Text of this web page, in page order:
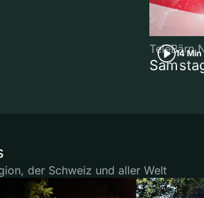
14 Min
TeleBärn
der Schweiz und aller Welt